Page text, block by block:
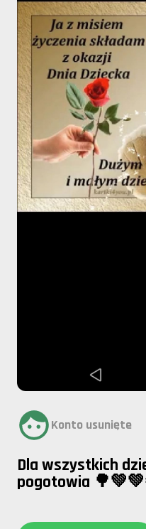
Konto usunięte
Dla wszystkich
pogotowia